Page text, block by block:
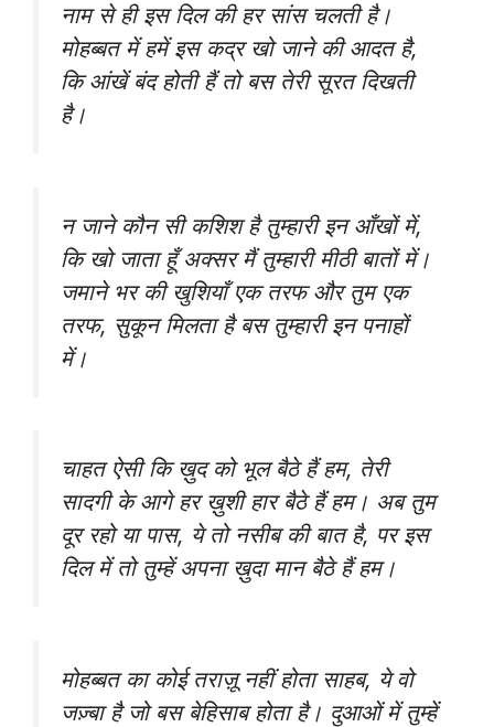
नाम से ही इस दिल की हर सांस चलती है।
मोहब्बत में हमें इस कद्र खो जाने की आदत है,
कि आंखें बंद होती हैं तो बस तेरी सूरत दिखती
है।
न जाने कौन सी कशिश है तुम्हारी इन आँखों में,
कि खो जाता हूँ अक्सर मैं तुम्हारी मीठी बातों में।
जमाने भर की खुशियाँ एक तरफ और तुम एक
तरफ, सुकून मिलता है बस तुम्हारी इन पनाहों
में।
चाहत ऐसी कि ख़ुद को भूल बैठे हैं हम, तेरी
सादगी के आगे हर ख़ुशी हार बैठे हैं हम। अब तुम
दूर रहो या पास, ये तो नसीब की बात है, पर इस
दिल में तो तुम्हें अपना ख़ुदा मान बैठे हैं हम।
मोहब्बत का कोई तराज़ू नहीं होता साहब, ये वो
जज़्बा है जो बस बेहिसाब होता है। दुआओं में तुम्हें